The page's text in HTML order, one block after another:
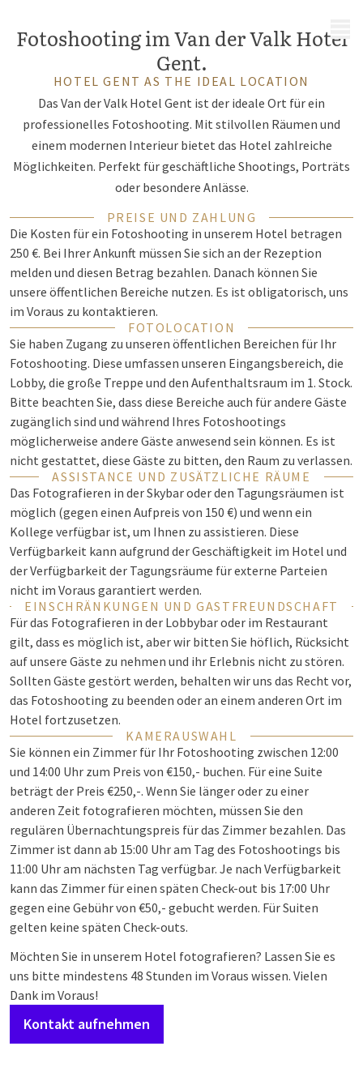
Fotoshooting im Van der Valk Hotel
Gent.
HOTEL GENT AS THE IDEAL LOCATION
Das Van der Valk Hotel Gent ist der ideale Ort für ein
professionelles Fotoshooting. Mit stilvollen Räumen und
einem modernen Interieur bietet das Hotel zahlreiche
Möglichkeiten. Perfekt für geschäftliche Shootings, Porträts
oder besondere Anlässe.
PREISE UND ZAHLUNG
Die Kosten für ein Fotoshooting in unserem Hotel betragen
250 €. Bei Ihrer Ankunft müssen Sie sich an der Rezeption
melden und diesen Betrag bezahlen. Danach können Sie
unsere öffentlichen Bereiche nutzen. Es ist obligatorisch, uns
im Voraus zu kontaktieren.
FOTOLOCATION
Sie haben Zugang zu unseren öffentlichen Bereichen für Ihr
Fotoshooting. Diese umfassen unseren Eingangsbereich, die
Lobby, die große Treppe und den Aufenthaltsraum im 1. Stock.
Bitte beachten Sie, dass diese Bereiche auch für andere Gäste
zugänglich sind und während Ihres Fotoshootings
möglicherweise andere Gäste anwesend sein können. Es ist
nicht gestattet, diese Gäste zu bitten, den Raum zu verlassen.
ASSISTANCE UND ZUSÄTZLICHE RÄUME
Das Fotografieren in der Skybar oder den Tagungsräumen ist
möglich (gegen einen Aufpreis von 150 €) und wenn ein
Kollege verfügbar ist, um Ihnen zu assistieren. Diese
Verfügbarkeit kann aufgrund der Geschäftigkeit im Hotel und
der Verfügbarkeit der Tagungsräume für externe Parteien
nicht im Voraus garantiert werden.
EINSCHRÄNKUNGEN UND GASTFREUNDSCHAFT
Für das Fotografieren in der Lobbybar oder im Restaurant
gilt, dass es möglich ist, aber wir bitten Sie höflich, Rücksicht
auf unsere Gäste zu nehmen und ihr Erlebnis nicht zu stören.
Sollten Gäste gestört werden, behalten wir uns das Recht vor,
das Fotoshooting zu beenden oder an einem anderen Ort im
Hotel fortzusetzen.
KAMERAUSWAHL
Sie können ein Zimmer für Ihr Fotoshooting zwischen 12:00
und 14:00 Uhr zum Preis von €150,- buchen. Für eine Suite
beträgt der Preis €250,-. Wenn Sie länger oder zu einer
anderen Zeit fotografieren möchten, müssen Sie den
regulären Übernachtungspreis für das Zimmer bezahlen. Das
Zimmer ist dann ab 15:00 Uhr am Tag des Fotoshootings bis
11:00 Uhr am nächsten Tag verfügbar. Je nach Verfügbarkeit
kann das Zimmer für einen späten Check-out bis 17:00 Uhr
gegen eine Gebühr von €50,- gebucht werden. Für Suiten
gelten keine späten Check-outs.
Möchten Sie in unserem Hotel fotografieren? Lassen Sie es
uns bitte mindestens 48 Stunden im Voraus wissen. Vielen
Dank im Voraus!
Kontakt aufnehmen